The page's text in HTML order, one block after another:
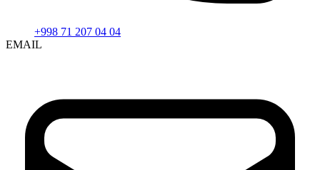
+998 71 207 04 04
EMAIL